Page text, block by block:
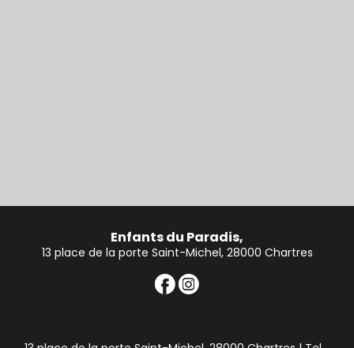
Enfants du Paradis,
13 place de la porte Saint-Michel, 28000 Chartres